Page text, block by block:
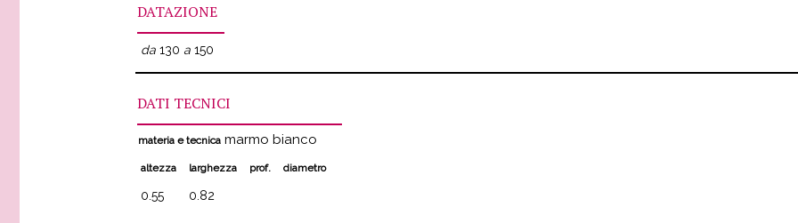
DATAZIONE
da 130 a 150
DATI TECNICI
materia e tecnica marmo bianco
altezza larghezza prof. diametro
0.55 0.82